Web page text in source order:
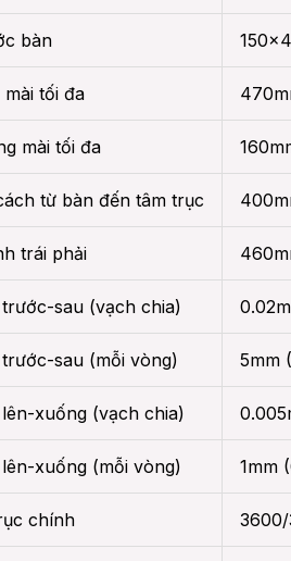
bàn
mài tối đa
mài tối đa
từ bàn đến tâm trục
trái phải
sau (vạch chia)
sau (mỗi vòng) 5mm
xuống (vạch chia)
xuống (mỗi vòng) 1mm
chính